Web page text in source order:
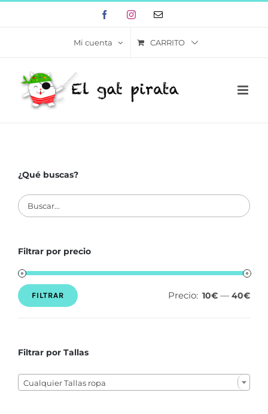
FacebookInstagramCorreo
Mi cuenta CARRITO
¿Qué buscas?
Filtrar por precio
Precio
Precio
FILTRAR Precio: 10€ — 40€
Filtrar por Tallas
Cualquier Tallas ropa